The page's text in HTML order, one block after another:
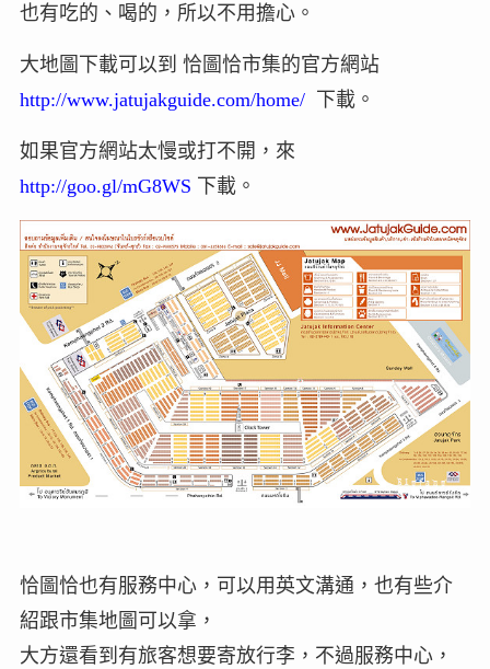
也有吃的、喝的，所以不用擔心。
大地圖下載可以到 恰圖恰市集的官方網站
http://www.jatujakguide.com/home/下載。
如果官方網站太慢或打不開，來
http://goo.gl/mG8WS 下載。
恰圖恰也有服務中心，可以用英文溝通，也有些介
紹跟市集地圖可以拿，
大方還看到有旅客想要寄放行李，不過服務中心，